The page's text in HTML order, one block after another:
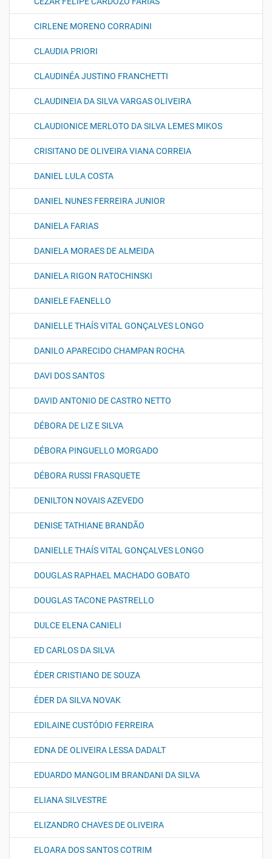
CIRLENE MORENO CORRADINI
CLAUDIA PRIORI
CLAUDINÉA JUSTINO FRANCHETTI
CLAUDINEIA DA SILVA VARGAS OLIVEIRA
CLAUDIONICE MERLOTO DA SILVA LEMES MIKOS
CRISITANO DE OLIVEIRA VIANA CORREIA
DANIEL LULA COSTA
DANIEL NUNES FERREIRA JUNIOR
DANIELA FARIAS
DANIELA MORAES DE ALMEIDA
DANIELA RIGON RATOCHINSKI
DANIELE FAENELLO
DANIELLE THAÍS VITAL GONÇALVES LONGO
DANILO APARECIDO CHAMPAN ROCHA
DAVI DOS SANTOS
DAVID ANTONIO DE CASTRO NETTO
DÉBORA DE LIZ E SILVA
DÉBORA PINGUELLO MORGADO
DÉBORA RUSSI FRASQUETE
DENILTON NOVAIS AZEVEDO
DENISE TATHIANE BRANDÃO
DANIELLE THAÍS VITAL GONÇALVES LONGO
DOUGLAS RAPHAEL MACHADO GOBATO
DOUGLAS TACONE PASTRELLO
DULCE ELENA CANIELI
ED CARLOS DA SILVA
ÉDER CRISTIANO DE SOUZA
ÉDER DA SILVA NOVAK
EDILAINE CUSTÓDIO FERREIRA
EDNA DE OLIVEIRA LESSA DADALT
EDUARDO MANGOLIM BRANDANI DA SILVA
ELIANA SILVESTRE
ELIZANDRO CHAVES DE OLIVEIRA
ELOARA DOS SANTOS COTRIM